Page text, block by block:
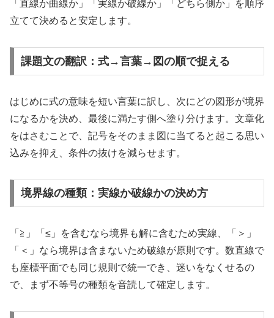
「直線か曲線か」「実線か破線か」「どちら側か」を順序
立てて決めると安定します。
課題文の翻訳：式→言葉→図の順で捉える
はじめに式の意味を短い言葉に訳し、次にどの図形が境界
になるかを決め、最後に満たす側へ塗り分けます。文章化
をはさむことで、記号をそのまま図に当てると起こる思い
込みを抑え、条件の抜けを減らせます。
境界線の種類：実線か破線かの決め方
「≧」「≤」を含むなら境界も解に含むため実線、「＞」
「＜」なら境界は含まないため破線が原則です。数直線で
も座標平面でも同じ規則で統一でき、迷いをなくせるの
で、まず不等号の種類を音読して確定します。